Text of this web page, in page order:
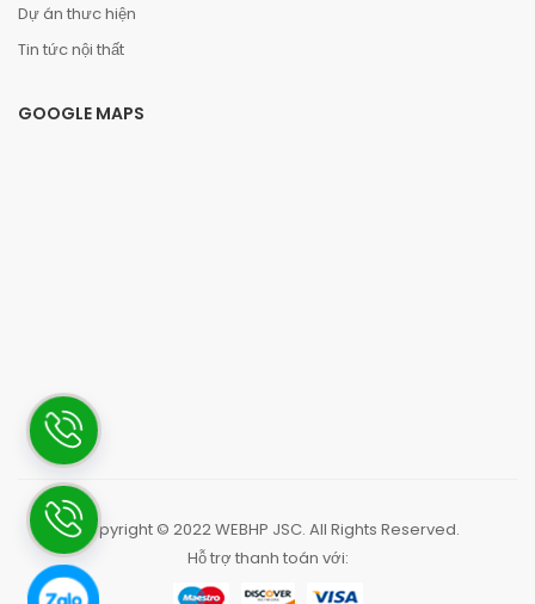
Dự án thưc hiện
Tin tức nội thất
GOOGLE MAPS
Copyright © 2022WEBHP JSC. All Rights Reserved.
Hỗ trợ thanh toán với: